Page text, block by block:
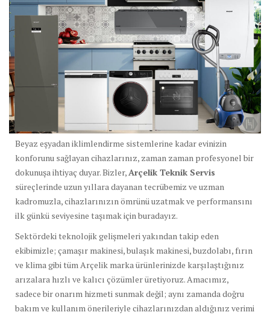
Beyaz eşyadan iklimlendirme sistemlerine kadar evinizin
konforunu sağlayan cihazlarınız, zaman zaman profesyonel bir
dokunuşa ihtiyaç duyar. Bizler,Arçelik Teknik Servis
süreçlerinde uzun yıllara dayanan tecrübemiz ve uzman
kadromuzla, cihazlarınızın ömrünü uzatmak ve performansını
ilk günkü seviyesine taşımak için buradayız.
Sektördeki teknolojik gelişmeleri yakından takip eden
ekibimizle; çamaşır makinesi, bulaşık makinesi, buzdolabı, fırın
ve klima gibi tüm Arçelik marka ürünlerinizde karşılaştığınız
arızalara hızlı ve kalıcı çözümler üretiyoruz. Amacımız,
sadece bir onarım hizmeti sunmak değil; aynı zamanda doğru
bakım ve kullanım önerileriyle cihazlarınızdan aldığınız verimi